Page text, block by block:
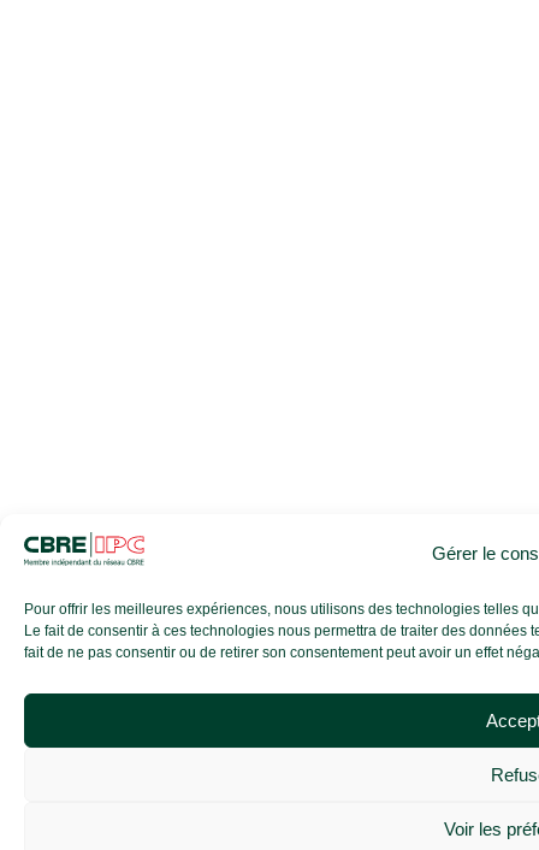
Gérer le
Pour offrir les meilleures expériences, nous utilisons des technologies telles
Le fait de consentir à ces technologies nous permettra de traiter des
fait de ne pas consentir ou de retirer son consentement peut avoir un effet
Voir les